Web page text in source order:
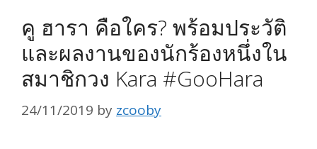
คู ฮารา คือใคร? พร้อมประวัติ
และผลงานของนักร้องหนึ่งใน
สมาชิกวง Kara #GooHara
24/11/2019 by zcooby